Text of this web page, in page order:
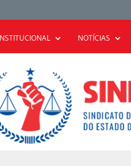
NOTÍCIAS